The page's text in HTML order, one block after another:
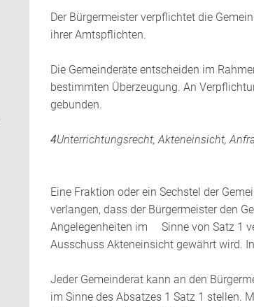
Der Bürgermeister verpflichtet die
ihrer Amtspflichten.
Die Gemeinderäte entscheiden im
bestimmten Überzeugung. An
gebunden.
4Unterrichtungsrecht, Akteneinsicht,
Eine Fraktion oder ein Sechstel der
verlangen, dass der Bürgermeister den
Angelegenheiten im Sinne von Satz 1
Ausschuss Akteneinsicht gewährt
Jeder Gemeinderat kann an den
im Sinne des Absatzes 1 Satz 1 stellen.